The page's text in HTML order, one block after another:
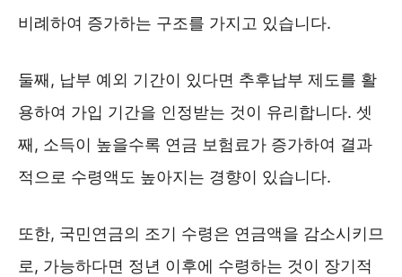
비례하여 증가하는 구조를 가지고 있습니다.
둘째, 납부 예외 기간이 있다면 추후납부 제도를 활
용하여 가입 기간을 인정받는 것이 유리합니다. 셋
째, 소득이 높을수록 연금 보험료가 증가하여 결과
적으로 수령액도 높아지는 경향이 있습니다.
또한, 국민연금의 조기 수령은 연금액을 감소시키므
로, 가능하다면 정년 이후에 수령하는 것이 장기적